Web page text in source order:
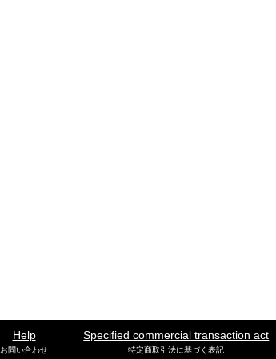
Help
お問い合わせ
Specified commercial transaction act
特定商取引法に基づく表記